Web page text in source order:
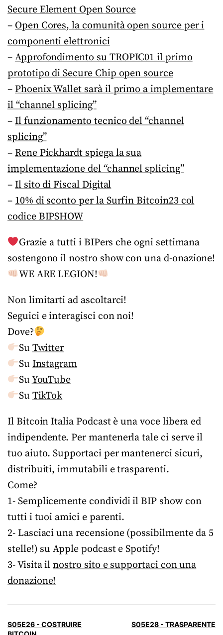
Secure Element Open Source
– Open Cores, la comunità open source per i
componenti elettronici
– Approfondimento su TROPIC01 il primo
prototipo di Secure Chip open source
– Phoenix Wallet sarà il primo a implementare
il “channel splicing”
– Il funzionamento tecnico del “channel
splicing”
– Rene Pickhardt spiega la sua
implementazione del “channel splicing”
– Il sito di Fiscal Digital
– 10% di sconto per la Surfin Bitcoin23 col
codice BIPSHOW
Grazie a tutti i BIPers che ogni settimana
sostengono il nostro show con una d-onazione!
WE ARE LEGION!
Non limitarti ad ascoltarci!
Seguici e interagisci con noi!
Dove?
SuTwitter
SuInstagram
SuYouTube
SuTikTok
Il Bitcoin Italia Podcast è una voce libera ed
indipendente. Per mantenerla tale ci serve il
tuo aiuto. Supportaci per mantenerci sicuri,
distribuiti, immutabili e trasparenti.
Come?
1- Semplicemente condividi il BIP show con
tutti i tuoi amici e parenti.
2- Lasciaci una recensione (possibilmente da 5
stelle!) su Apple podcast e Spotify!
3- Visita ilnostro sito e supportaci con una
donazione!
S05E26 - COSTRUIRE
S05E28 - TRASPARENTE